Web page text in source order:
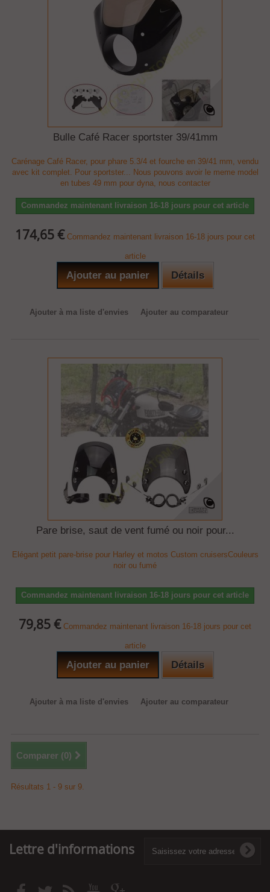
Bulle Café Racer sportster 39/41mm
Carénage Café Racer, pour phare 5.3/4 et fourche en 39/41 mm, vendu
avec kit complet. Pour sportster... Nous pouvons avoir le meme model
en tubes 49 mm pour dyna, nous contacter
Commandez maintenant livraison 16-18 jours pour cet article
174,65 € Commandez maintenant livraison 16-18 jours pour cet
article
Ajouter au panier Détails
Ajouter à ma liste d'envies Ajouter au comparateur
Pare brise, saut de vent fumé ou noir pour...
Elégant petit pare-brise pour Harley et motos Custom cruisersCouleurs
noir ou fumé
Commandez maintenant livraison 16-18 jours pour cet article
79,85 € Commandez maintenant livraison 16-18 jours pour cet
article
Ajouter au panier Détails
Ajouter à ma liste d'envies Ajouter au comparateur
Comparer (0)
Résultats 1 - 9 sur 9.
Lettre d'informations